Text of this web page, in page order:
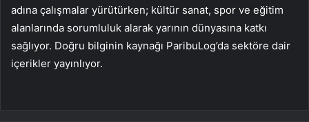
adına çalışmalar yürütürken; kültür sanat, spor ve eğitim
alanlarında sorumluluk alarak yarının dünyasına katkı
sağlıyor. Doğru bilginin kaynağı ParibuLog’da sektöre dair
içerikler yayınlıyor.